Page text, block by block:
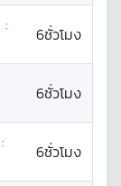
:
6ชั่วโมง
6ชั่วโมง
:
6ชั่วโมง